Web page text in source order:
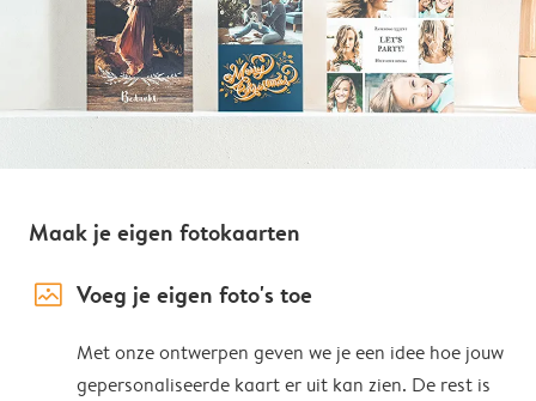
Maak je eigen fotokaarten
image_placeholder Voeg je eigen foto's toe
Met onze ontwerpen geven we je een idee hoe jouw
gepersonaliseerde kaart er uit kan zien. De rest is